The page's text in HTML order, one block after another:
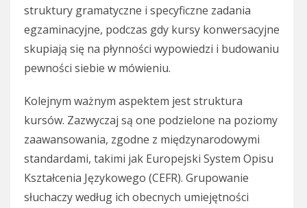
struktury gramatyczne i specyficzne zadania
egzaminacyjne, podczas gdy kursy konwersacyjne
skupiają się na płynności wypowiedzi i budowaniu
pewności siebie w mówieniu.
Kolejnym ważnym aspektem jest struktura
kursów. Zazwyczaj są one podzielone na poziomy
zaawansowania, zgodne z międzynarodowymi
standardami, takimi jak Europejski System Opisu
Kształcenia Językowego (CEFR). Grupowanie
słuchaczy według ich obecnych umiejętności